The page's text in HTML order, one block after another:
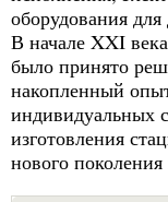
оборудования
В начале XXI
было принято
накопленный
индивидуальных
изготовления
нового